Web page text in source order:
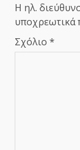
Η ηλ.
υποχρεωτικά
Σχόλιο *